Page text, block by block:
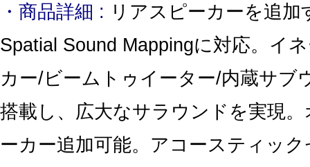
・商品詳細 : リアスピーカーを追加
Spatial Sound Mappingに対応。イ
カー/ビームトゥイーター/内蔵サブ
搭載し、広大なサラウンドを実現
ーカー追加可能。アコースティッ